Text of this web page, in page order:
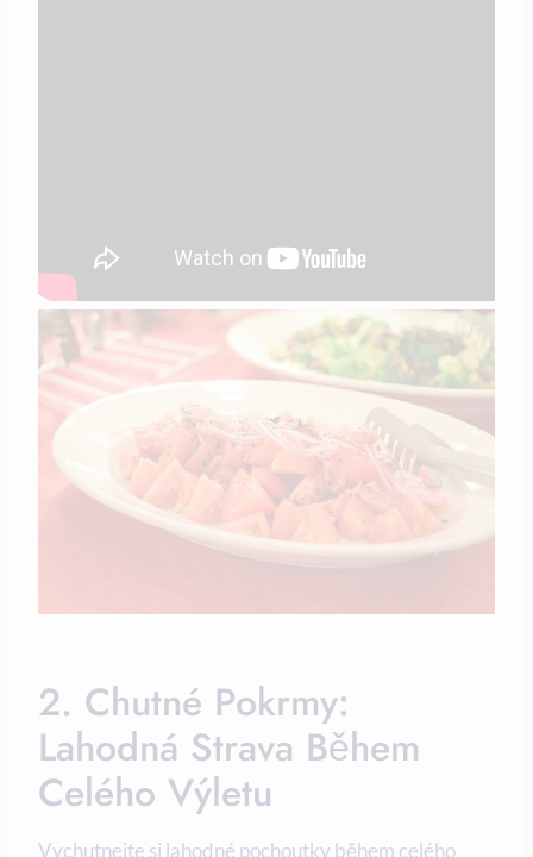
2. Chutné Pokrmy:
Lahodná Strava⁤ Během
Celého Výletu
Vychutnejte si lahodné ​pochoutky během celého⁤